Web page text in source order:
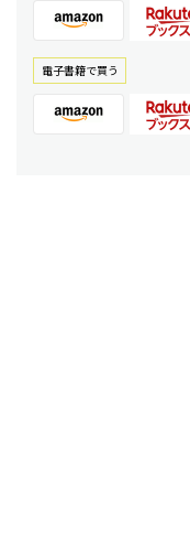
電⼦書籍で買う